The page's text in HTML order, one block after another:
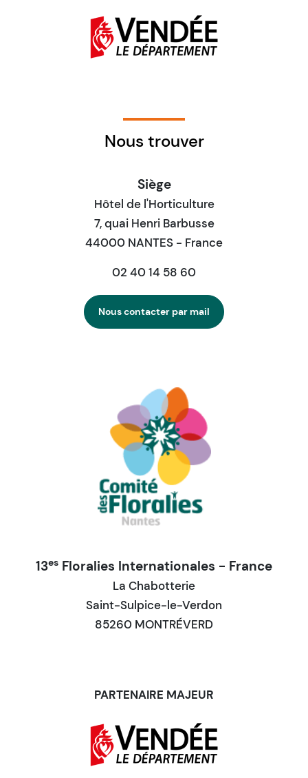
Nous trouver
Siège
Hôtel de l'Horticulture
7, quai Henri Barbusse
44000 NANTES - France
02 40 14 58 60
Nous contacter par mail
13es Floralies Internationales - France
La Chabotterie
Saint-Sulpice-le-Verdon
85260 MONTRÉVERD
PARTENAIRE MAJEUR